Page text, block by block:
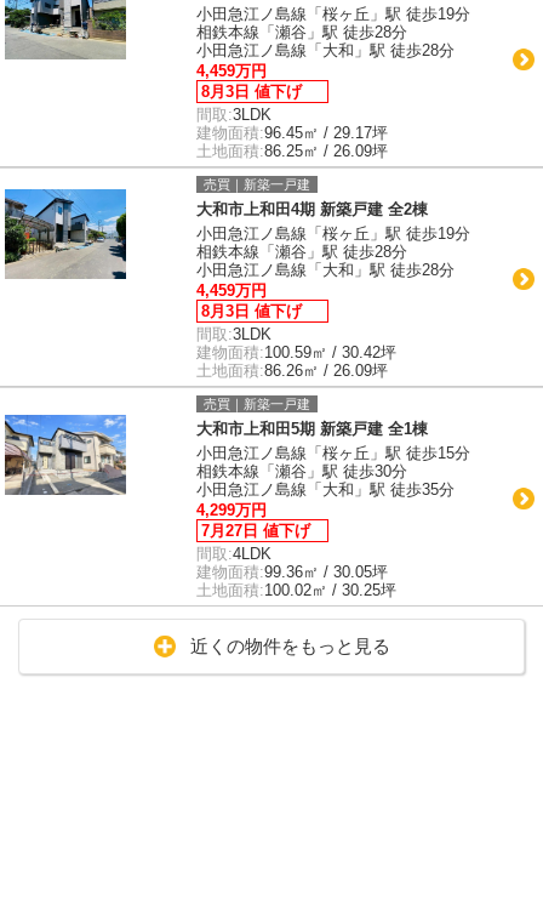
小田急江ノ島線「桜ヶ丘」駅 徒歩19分
相鉄本線「瀬谷」駅 徒歩28分
小田急江ノ島線「大和」駅 徒歩28分
4,459万円
8月3日 値下げ
間取:3LDK
建物面積:96.45㎡ / 29.17坪
土地面積:86.25㎡ / 26.09坪
売買｜新築一戸建
大和市上和田4期 新築戸建 全2棟
小田急江ノ島線「桜ヶ丘」駅 徒歩19分
相鉄本線「瀬谷」駅 徒歩28分
小田急江ノ島線「大和」駅 徒歩28分
4,459万円
8月3日 値下げ
間取:3LDK
建物面積:100.59㎡ / 30.42坪
土地面積:86.26㎡ / 26.09坪
売買｜新築一戸建
大和市上和田5期 新築戸建 全1棟
小田急江ノ島線「桜ヶ丘」駅 徒歩15分
相鉄本線「瀬谷」駅 徒歩30分
小田急江ノ島線「大和」駅 徒歩35分
4,299万円
7月27日 値下げ
間取:4LDK
建物面積:99.36㎡ / 30.05坪
土地面積:100.02㎡ / 30.25坪
近くの物件をもっと見る